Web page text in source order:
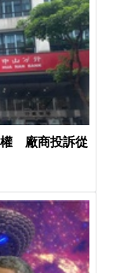
權 廠商投訴從